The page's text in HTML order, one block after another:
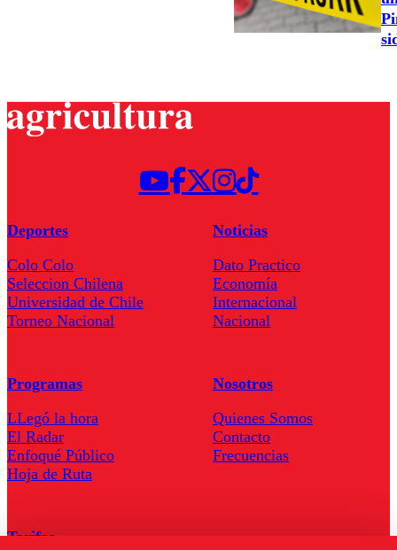
Deportes
Colo Colo
Seleccion Chilena
Universidad de Chile
Torneo Nacional
Noticias
Dato Practico
Economía
Internacional
Nacional
Programas
LLegó la hora
El Radar
Enfoqué Público
Hoja de Ruta
Nosotros
Quienes Somos
Contacto
Frecuencias
Tarifas